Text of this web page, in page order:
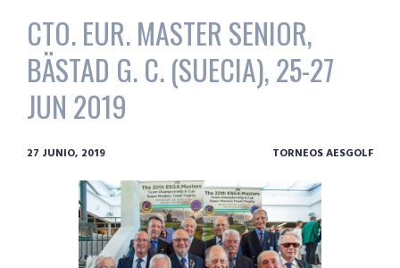
CTO. EUR. MASTER SENIOR,
BÄSTAD G. C. (SUECIA), 25-27
JUN 2019
27 JUNIO, 2019 TORNEOS AESGOLF